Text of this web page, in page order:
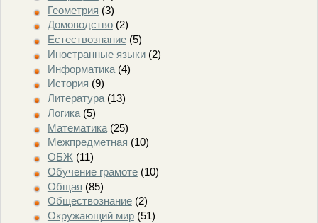
Геометрия (3)
Домоводство(2)
Естествознание(5)
Иностранные языки(2)
Информатика(4)
История (9)
Литература(13)
Логика(5)
Математика(25)
Межпредметная (10)
ОБЖ (11)
Обучение грамоте(10)
Общая (85)
Обществознание(2)
Окружающий мир(51)